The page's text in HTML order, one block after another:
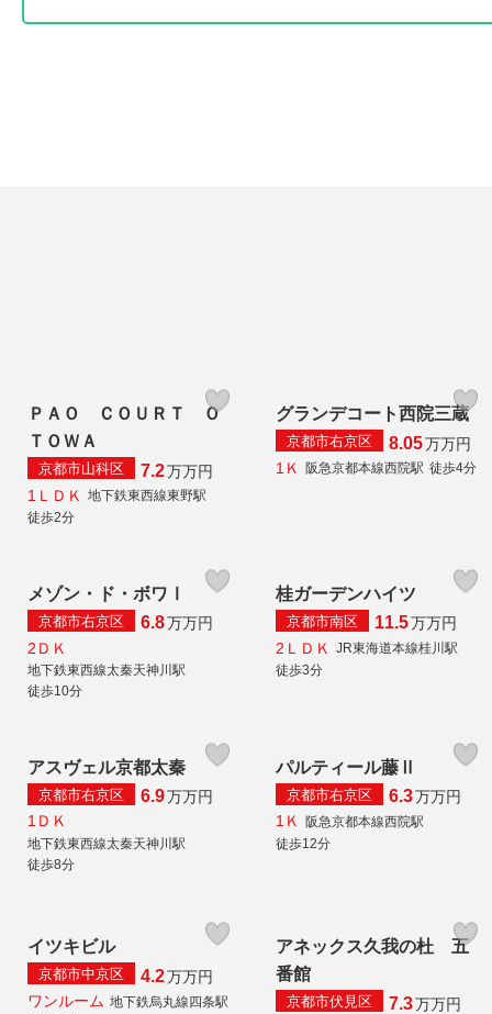
ＰＡＯ ＣＯＵＲＴ Ｏ
ＴＯＷＡ
京都市山科区 7.2万万円
1ＬＤＫ
地下鉄東西線東野駅
徒歩2分
グランデコート西院三蔵
京都市右京区 8.05万万円
1Ｋ
阪急京都本線西院駅 徒歩4分
メゾン・ド・ボワⅠ
京都市右京区 6.8万万円
2ＤＫ
地下鉄東西線太秦天神川駅
徒歩10分
桂ガーデンハイツ
京都市南区 11.5万万円
2ＬＤＫ
JR東海道本線桂川駅
徒歩3分
アスヴェル京都太秦
京都市右京区 6.9万万円
1ＤＫ
地下鉄東西線太秦天神川駅
徒歩8分
パルティール藤Ⅱ
京都市右京区 6.3万万円
1Ｋ 阪急京都本線西院駅
徒歩12分
イツキビル
京都市中京区 4.2万万円
ワンルーム 地下鉄烏丸線四条駅
アネックス久我の杜 五
番館
京都市伏見区 7.3万万円